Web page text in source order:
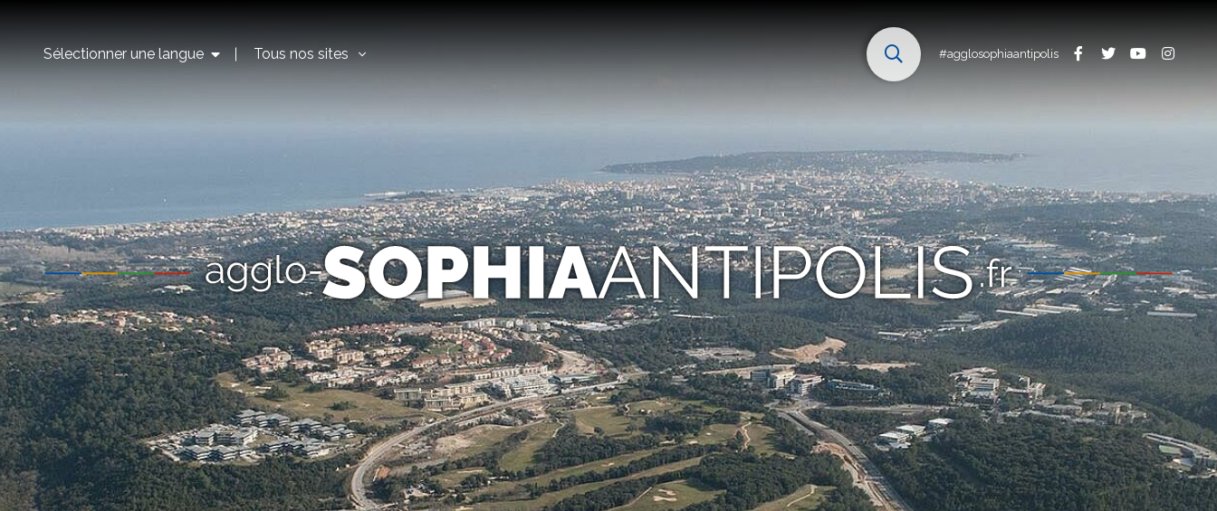
Sélectionner une langue Tous nos sites #agglosophiaantipolis